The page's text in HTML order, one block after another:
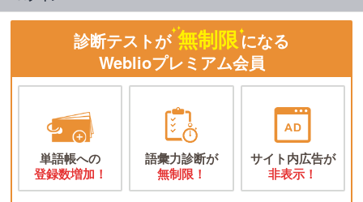
診断テストが 無制限になる
Weblioプレミアム会員
単語帳への
登録数増加！
語彙力診断が
無制限！
サイト内広告が
非表示！